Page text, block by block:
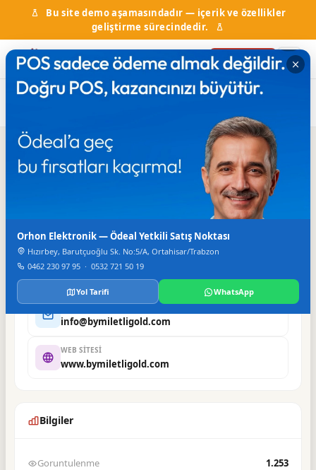
Bu site demo aşamasındadır — içerik ve özellikler
geliştirme sürecindedir.
Firma Ekle
Ana Sayfa Firma Rehberi By Miletli Gold Kuyumculuk
+90 462 321 06 52
FAKS
+90 462 326 00 78
info@bymiletligold.com
WEB SITESI
www.bymiletligold.com
Bilgiler
Goruntulenme 1.253
Orhon Elektronik — Ödeal Yetkili Satış Noktası
Hızırbey, Barutçuoğlu Sk. No:5/A, Ortahisar/Trabzon
0462 230 97 95 · 0532 721 50 19
Yol Tarifi WhatsApp